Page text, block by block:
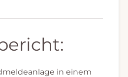
in einem